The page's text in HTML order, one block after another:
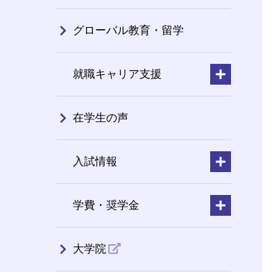
グローバル教育・留学
就職キャリア支援
在学生の声
入試情報
学費・奨学金
大学院